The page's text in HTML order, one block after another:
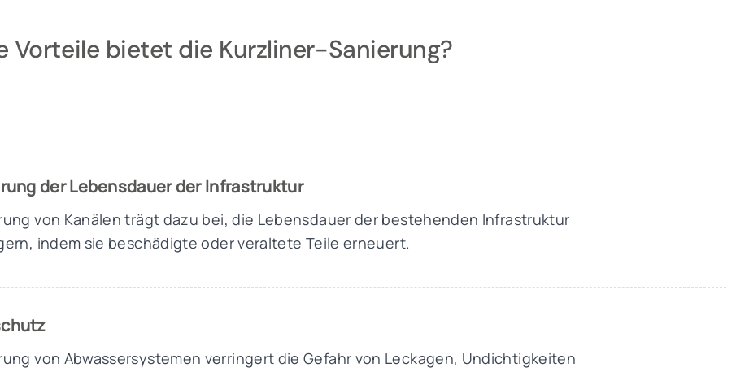
Vorteile bietet die Kurzliner-Sanierung?
der Lebensdauer der Infrastruktur
von Kanälen trägt dazu bei, die Lebensdauer der bestehenden Infrastruktur
indem sie beschädigte oder veraltete Teile erneuert.
von Abwassersystemen verringert die Gefahr von Leckagen, Undichtigkeiten